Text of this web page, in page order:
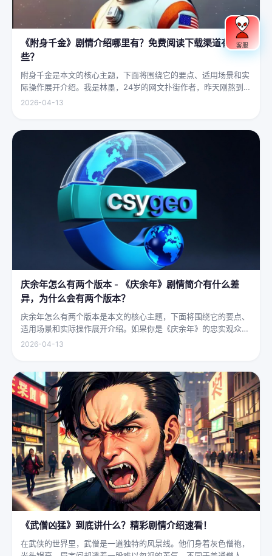
《附身千金》剧情介绍哪里有？免费阅读下载渠道有哪
些？
附身千金是本文的核心主题，下面将围绕它的要点、适用场景和实
际操作展开介绍。我是林墨，24岁的网文扑街作者，昨天刚熬到凌
晨四点赶完一本豪门甜宠文的大纲，揉着发酸的眼睛扑上床就睡，
2026-04-13
庆余年怎么有两个版本 - 《庆余年》剧情简介有什么差
异，为什么会有两个版本？
庆余年怎么有两个版本是本文的核心主题，下面将围绕它的要点、
适用场景和实际操作展开介绍。如果你是《庆余年》的忠实观众，
可能会发现这部剧在不同视频平台上呈现出两个略有差异的版本，
2026-04-13
《武僧凶猛》到底讲什么？精彩剧情介绍速看！
在武侠的世界里，武僧是一道独特的风景线。他们身着灰色僧袍，
客服